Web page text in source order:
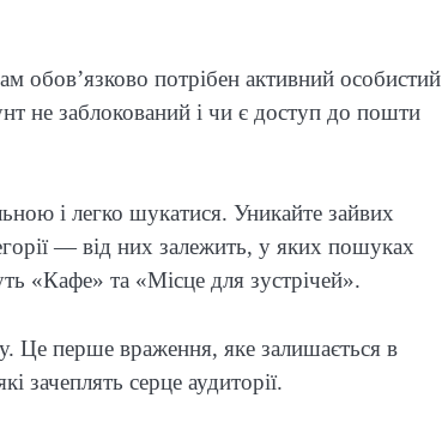
обов’язково потрібен активний особистий
не заблокований і чи є доступ до пошти
і легко шукатися. Уникайте зайвих
— від них залежить, у яких пошуках
«Кафе» та «Місце для зустрічей».
Це перше враження, яке залишається в
зачеплять серце аудиторії.